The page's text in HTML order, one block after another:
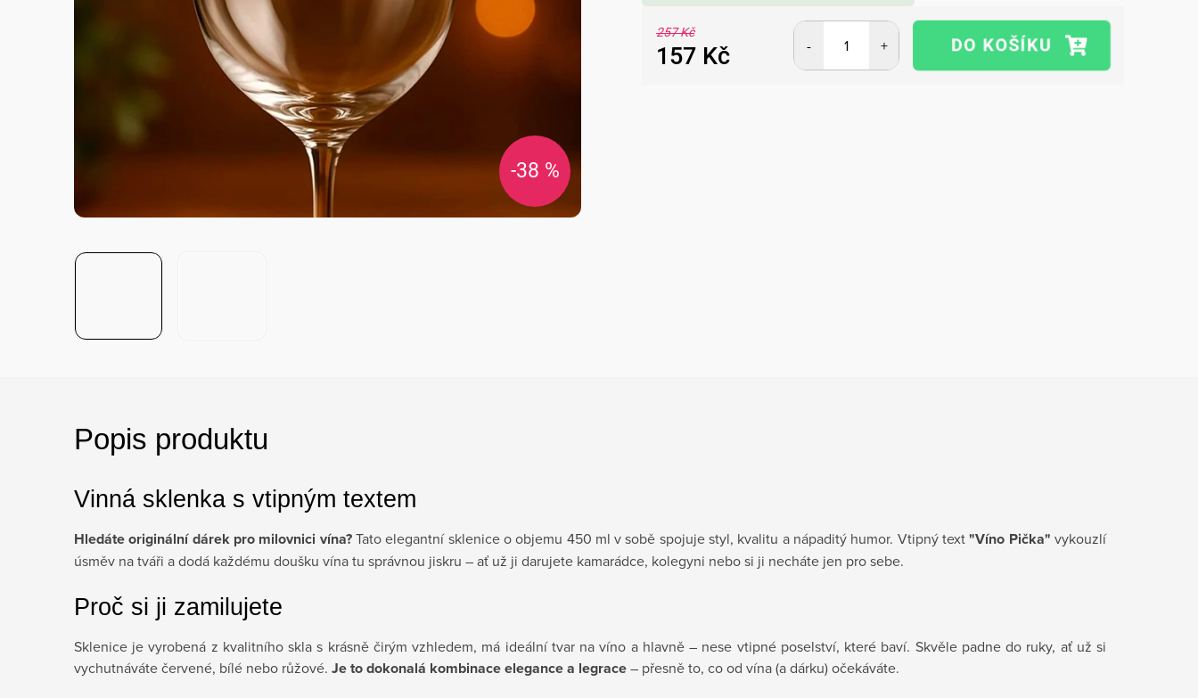
-38 %
257 Kč
157 Kč
Popis produktu
Vinná sklenka s vtipným textem
Hledáte originální dárek pro milovnici vína?Tato elegantní sklenice o objemu 450 ml v sobě spojuje styl, kvalitu a nápaditý humor. Vtipný text"Víno Pička"vykouzlí
úsměv na tváři a dodá každému doušku vína tu správnou jiskru – ať už ji darujete kamarádce, kolegyni nebo si ji necháte jen pro sebe.
Proč si ji zamilujete
Sklenice je vyrobená z kvalitního skla s krásně čirým vzhledem, má ideální tvar na víno a hlavně – nese vtipné poselství, které baví. Skvěle padne do ruky, ať už si
vychutnáváte červené, bílé nebo růžové. Je to dokonalá kombinace elegance a legrace– přesně to, co od vína (a dárku) očekáváte.